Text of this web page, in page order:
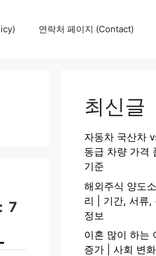
연락처 페이지 (Contact)
7
최신글
자동차 국산차
동급 차량 가격
기준
해외주식 양도
리 | 기간, 서류,
정보
이혼 많이 하는
증가 | 사회 변